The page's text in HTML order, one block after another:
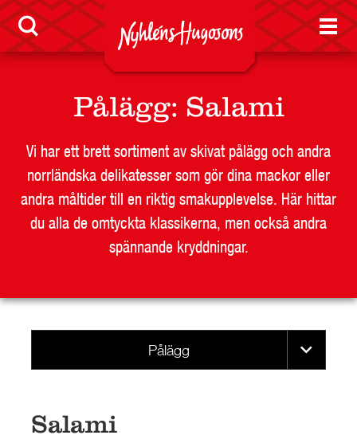
RESTAURANG OCH STORHUSHÅLL
SKOLA
KONTAKT
Pålägg: Salami
Vi har ett brett sortiment av skivat pålägg och andra
norrländska delikatesser som gör dina mackor eller
andra måltider till en riktig smakupplevelse. Här hittar
du alla de omtyckta klassikerna, men också andra
spännande kryddningar.
Pålägg
Salami